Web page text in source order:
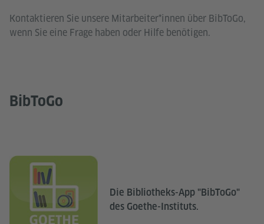
Kontaktieren Sie unsere Mitarbeiter*innen über BibToGo,
wenn Sie eine Frage haben oder Hilfe benötigen.
BibToGo
Die Bibliotheks-App "BibToGo"
des Goethe-Instituts.